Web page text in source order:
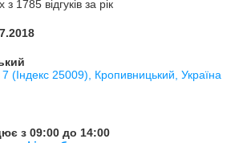
1785 відгуків за рік
(Індекс 25009), Кропивницький, Україна
з 09:00 до 14:00